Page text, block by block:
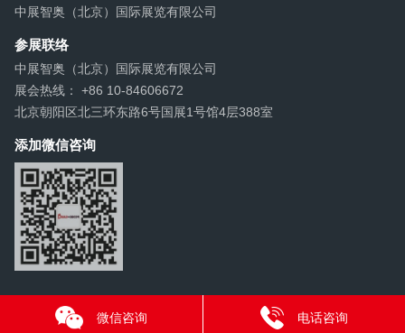
中展智奥（北京）国际展览有限公司
参展联络
中展智奥（北京）国际展览有限公司
展会热线： +86 10-84606672
北京朝阳区北三环东路6号国展1号馆4层388室
添加微信咨询
微信咨询 电话咨询